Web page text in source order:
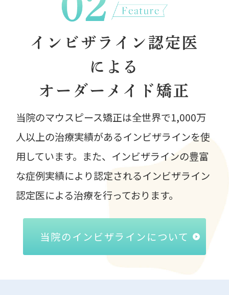
インビザライン認定医
による
オーダーメイド矯正
当院のマウスピース矯正は全世界で1,000万
人以上の治療実績があるインビザラインを使
用しています。また、インビザラインの豊富
な症例実績により認定されるインビザライン
認定医による治療を行っております。
当院のインビザラインについて